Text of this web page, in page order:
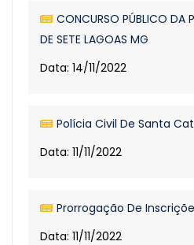
CONCURSO PÚBLICO DA
DE SETE LAGOAS MG
Data: 14/11/2022
Polícia Civil De Santa
Data: 11/11/2022
Prorrogação De
Data: 11/11/2022